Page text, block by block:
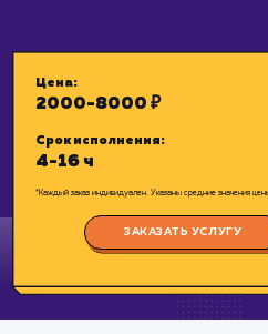
возможностью
Цена: